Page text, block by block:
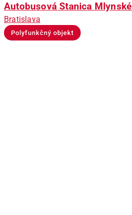
Autobusová Stanica
Bratislava
Polyfunkčný objekt